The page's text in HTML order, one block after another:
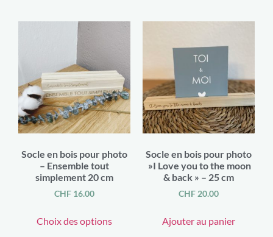
Socle en bois pour photo
– Ensemble tout
simplement 20 cm
CHF 16.00
Choix des options
Socle en bois pour photo
»I Love you to the moon
& back » – 25 cm
CHF 20.00
Ajouter au panier